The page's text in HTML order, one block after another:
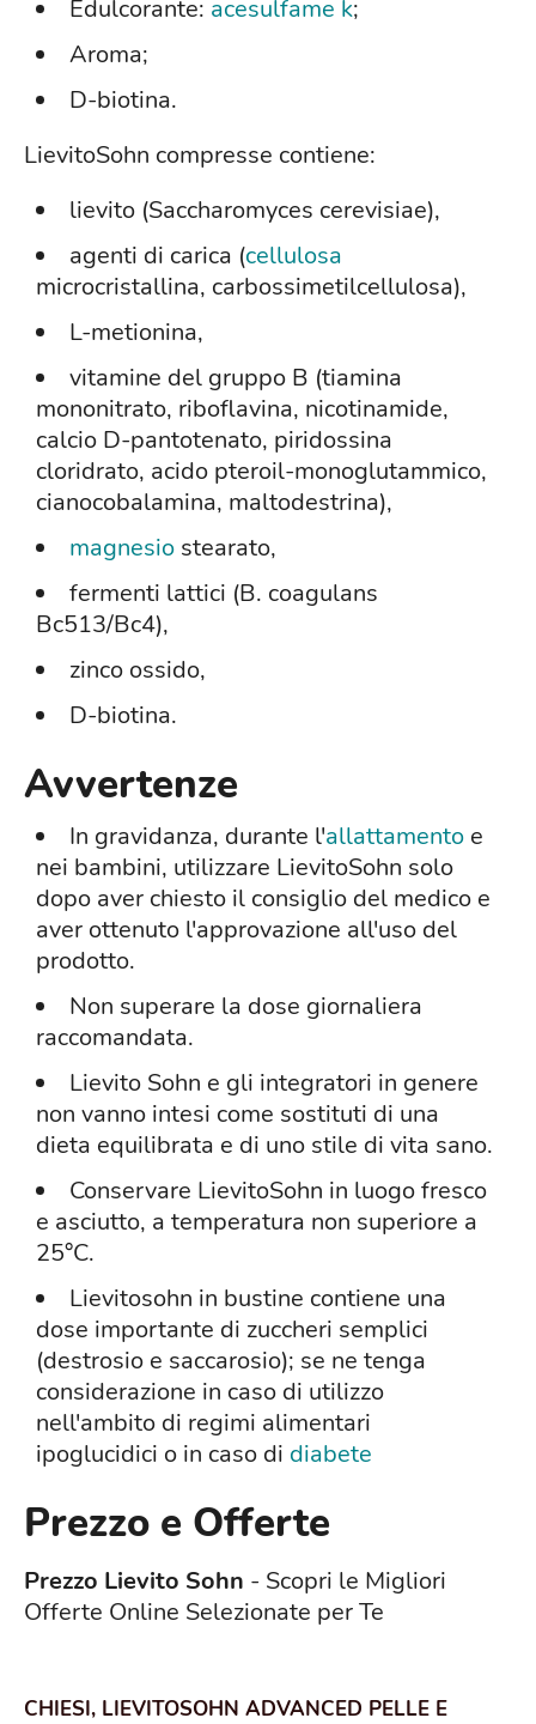
Edulcorante: acesulfame k;
Aroma;
D-biotina.
LievitoSohn compresse contiene:
lievito (Saccharomyces cerevisiae),
agenti di carica (cellulosa
microcristallina, carbossimetilcellulosa),
L-metionina,
vitamine del gruppo B (tiamina
mononitrato, riboflavina, nicotinamide,
calcio D-pantotenato, piridossina
cloridrato, acido pteroil-monoglutammico,
cianocobalamina, maltodestrina),
magnesio stearato,
fermenti lattici (B. coagulans
Bc513/Bc4),
zinco ossido,
D-biotina.
Avvertenze
In gravidanza, durante l'allattamento e
nei bambini, utilizzare LievitoSohn solo
dopo aver chiesto il consiglio del medico e
aver ottenuto l'approvazione all'uso del
prodotto.
Non superare la dose giornaliera
raccomandata.
Lievito Sohn e gli integratori in genere
non vanno intesi come sostituti di una
dieta equilibrata e di uno stile di vita sano.
Conservare LievitoSohn in luogo fresco
e asciutto, a temperatura non superiore a
25°C.
Lievitosohn in bustine contiene una
dose importante di zuccheri semplici
(destrosio e saccarosio); se ne tenga
considerazione in caso di utilizzo
nell'ambito di regimi alimentari
ipoglucidici o in caso di diabete
Prezzo e Offerte
Prezzo Lievito Sohn - Scopri le Migliori
Offerte Online Selezionate per Te
CHIESI, LIEVITOSOHN ADVANCED PELLE E